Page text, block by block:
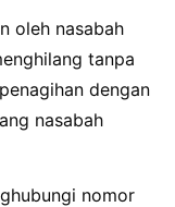
oleh nasabah
tanpa
dengan
nasabah
nomor